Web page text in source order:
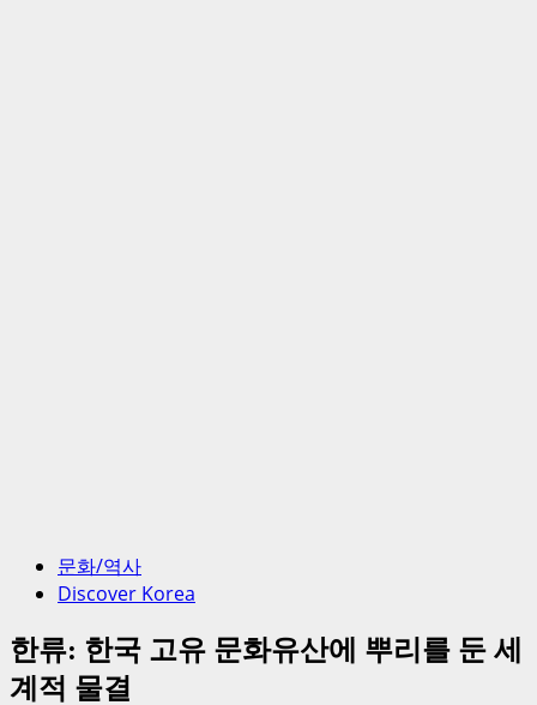
문화/역사
Discover Korea
한류: 한국 고유 문화유산에 뿌리를 둔 세
계적 물결